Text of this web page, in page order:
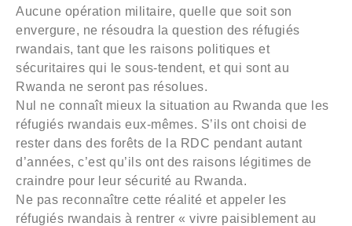
Aucune opération militaire, quelle que soit son
envergure, ne résoudra la question des réfugiés
rwandais, tant que les raisons politiques et
sécuritaires qui le sous-tendent, et qui sont au
Rwanda ne seront pas résolues.
Nul ne connaît mieux la situation au Rwanda que les
réfugiés rwandais eux-mêmes. S’ils ont choisi de
rester dans des forêts de la RDC pendant autant
d’années, c’est qu’ils ont des raisons légitimes de
craindre pour leur sécurité au Rwanda.
Ne pas reconnaître cette réalité et appeler les
réfugiés rwandais à rentrer « vivre paisiblement au